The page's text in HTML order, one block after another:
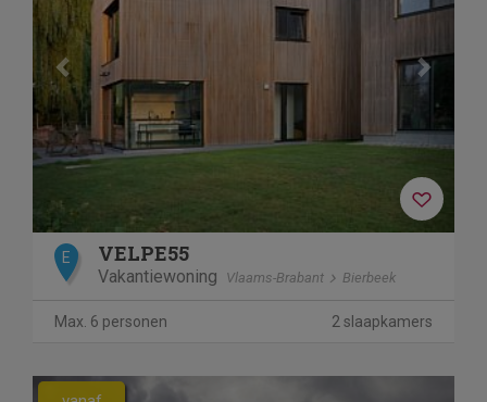
E VELPE55
Vakantiewoning Vlaams-Brabant Bierbeek
Max. 6 personen 2 slaapkamers